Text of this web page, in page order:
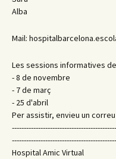
Alba
Mail:
Les sessions informatives
- 8 de novembre
- 7 de març
- 25 d'abril
Per assistir, envieu un
Hospital Amic Virtual